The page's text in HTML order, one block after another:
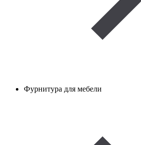
Фурнитура для мебели